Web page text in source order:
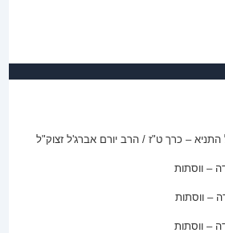
התניא – כרך ט"ז / הרב יורם אברג'ל זצוק"ל
– ווסתות
– ווסתות
– ווסתות